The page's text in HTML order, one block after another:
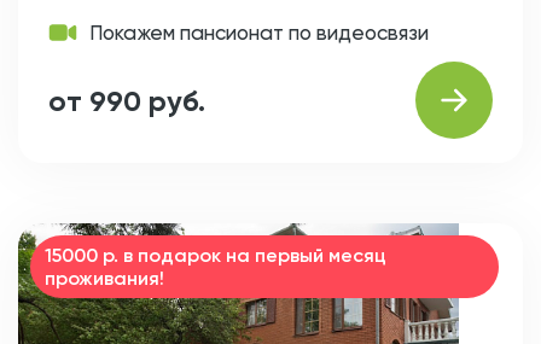
Покажем пансионат по видеосвязи
от 990 руб.
15000 р. в подарок на первый месяц
проживания!